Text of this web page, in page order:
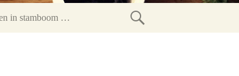
Zoeken